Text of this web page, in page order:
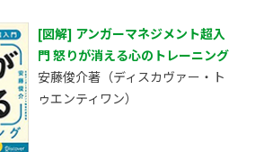
[図解] アンガーマネジメント超入
門 怒りが消える心のトレーニング
安藤俊介著（ディスカヴァー・ト
ゥエンティワン）